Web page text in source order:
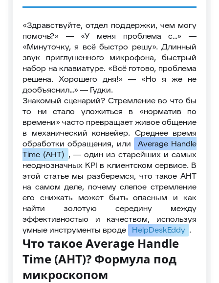
«Здравствуйте, отдел поддержки, чем могу
помочь?» — «У меня проблема с...» —
«Минуточку, я всё быстро решу». Длинный
звук приглушенного микрофона, быстрый
набор на клавиатуре. «Всё готово, проблема
решена. Хорошего дня!» — «Но я же не
дообъяснил...» — Гудки.
Знакомый сценарий? Стремление во что бы
то ни стало уложиться в «норматив по
времени» часто превращает живое общение
в механический конвейер. Среднее время
обработки обращения, или
Average Handle
Time (AHT) , — один из старейших и самых
неоднозначных KPI в клиентском сервисе. В
этой статье мы разберемся, что такое AHT
на самом деле, почему слепое стремление
его снижать может быть опасным и как
найти золотую середину между
эффективностью и качеством, используя
умные инструменты вроде
HelpDeskEddy .
Что такое Average Handle
Time (AHT)? Формула под
микроскопом